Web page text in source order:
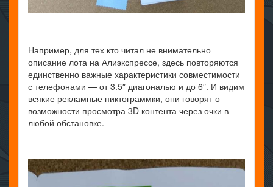
Например, для тех кто читал не внимательно
описание лота на Алиэкспрессе, здесь повторяются
единственно важные характеристики совместимости
с телефонами — от 3.5″ диагональю и до 6″. И видим
всякие рекламные пиктограммки, они говорят о
возможности просмотра 3D контента через очки в
любой обстановке.